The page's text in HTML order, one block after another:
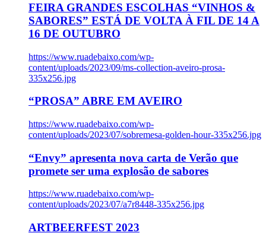
FEIRA GRANDES ESCOLHAS “VINHOS &
SABORES” ESTÁ DE VOLTA À FIL DE 14 A
16 DE OUTUBRO
https://www.ruadebaixo.com/wp-
content/uploads/2023/09/ms-collection-aveiro-prosa-
335x256.jpg
“PROSA” ABRE EM AVEIRO
https://www.ruadebaixo.com/wp-
content/uploads/2023/07/sobremesa-golden-hour-335x256.jpg
“Envy” apresenta nova carta de Verão que
promete ser uma explosão de sabores
https://www.ruadebaixo.com/wp-
content/uploads/2023/07/a7r8448-335x256.jpg
ARTBEERFEST 2023